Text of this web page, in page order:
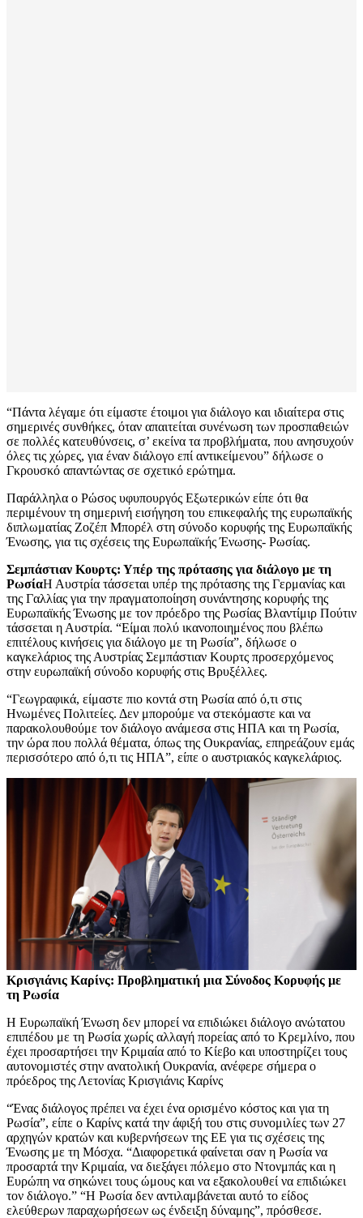
“Πάντα λέγαμε ότι είμαστε έτοιμοι για διάλογο και ιδιαίτερα στις
σημερινές συνθήκες, όταν απαιτείται συνένωση των προσπαθειών
σε πολλές κατευθύνσεις, σ’ εκείνα τα προβλήματα, που ανησυχούν
όλες τις χώρες, για έναν διάλογο επί αντικείμενου” δήλωσε ο
Γκρουσκό απαντώντας σε σχετικό ερώτημα.
Παράλληλα ο Ρώσος υφυπουργός Εξωτερικών είπε ότι θα
περιμένουν τη σημερινή εισήγηση του επικεφαλής της ευρωπαϊκής
διπλωματίας Ζοζέπ Μπορέλ στη σύνοδο κορυφής της Ευρωπαϊκής
Ένωσης, για τις σχέσεις της Ευρωπαϊκής Ένωσης- Ρωσίας.
Σεμπάστιαν Κουρτς: Υπέρ της πρότασης για διάλογο με τη
ΡωσίαΗ Αυστρία τάσσεται υπέρ της πρότασης της Γερμανίας και
της Γαλλίας για την πραγματοποίηση συνάντησης κορυφής της
Ευρωπαϊκής Ένωσης με τον πρόεδρο της Ρωσίας Βλαντίμιρ Πούτιν
τάσσεται η Αυστρία. “Είμαι πολύ ικανοποιημένος που βλέπω
επιτέλους κινήσεις για διάλογο με τη Ρωσία”, δήλωσε ο
καγκελάριος της Αυστρίας Σεμπάστιαν Κουρτς προσερχόμενος
στην ευρωπαϊκή σύνοδο κορυφής στις Βρυξέλλες.
“Γεωγραφικά, είμαστε πιο κοντά στη Ρωσία από ό,τι στις
Ηνωμένες Πολιτείες. Δεν μπορούμε να στεκόμαστε και να
παρακολουθούμε τον διάλογο ανάμεσα στις ΗΠΑ και τη Ρωσία,
την ώρα που πολλά θέματα, όπως της Ουκρανίας, επηρεάζουν εμάς
περισσότερο από ό,τι τις ΗΠΑ”, είπε ο αυστριακός καγκελάριος.
Κρισγιάνις Καρίνς: Προβληματική μια Σύνοδος Κορυφής με
τη Ρωσία
Η Ευρωπαϊκή Ένωση δεν μπορεί να επιδιώκει διάλογο ανώτατου
επιπέδου με τη Ρωσία χωρίς αλλαγή πορείας από το Κρεμλίνο, που
έχει προσαρτήσει την Κριμαία από το Κίεβο και υποστηρίζει τους
αυτονομιστές στην ανατολική Ουκρανία, ανέφερε σήμερα ο
πρόεδρος της Λετονίας Κρισγιάνις Καρίνς
“Ένας διάλογος πρέπει να έχει ένα ορισμένο κόστος και για τη
Ρωσία”, είπε ο Καρίνς κατά την άφιξή του στις συνομιλίες των 27
αρχηγών κρατών και κυβερνήσεων της ΕΕ για τις σχέσεις της
Ένωσης με τη Μόσχα. “Διαφορετικά φαίνεται σαν η Ρωσία να
προσαρτά την Κριμαία, να διεξάγει πόλεμο στο Ντονμπάς και η
Ευρώπη να σηκώνει τους ώμους και να εξακολουθεί να επιδιώκει
τον διάλογο.” “Η Ρωσία δεν αντιλαμβάνεται αυτό το είδος
ελεύθερων παραχωρήσεων ως ένδειξη δύναμης”, πρόσθεσε.